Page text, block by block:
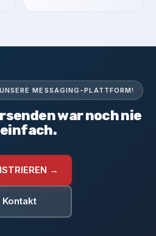
MESSAGING-PLATTFORM!
war noch nie
→
Kontakt